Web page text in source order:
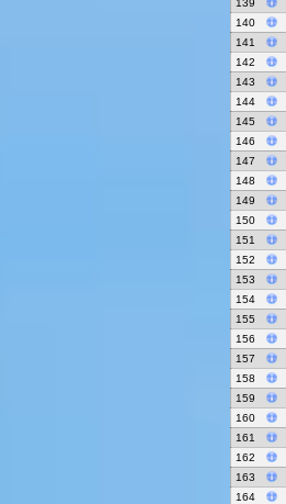
139
140
141
142
143
144
145
146
147
148
149
150
151
152
153
154
155
156
157
158
159
160
161
162
163
164